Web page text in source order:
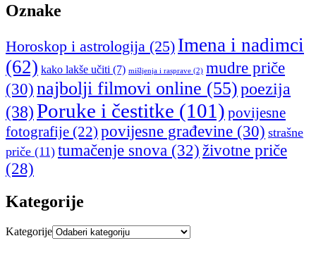
Oznake
Horoskop i astrologija (25) Imena i nadimci
(62) kako lakše učiti (7) mišljenja i rasprave (2) mudre priče
(30) najbolji filmovi online (55)poezija
(38)Poruke i čestitke (101) povijesne
fotografije (22) povijesne građevine (30) strašne
priče (11) tumačenje snova (32) životne priče
(28)
Kategorije
Kategorije